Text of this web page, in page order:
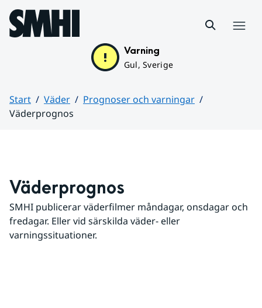
Hoppa till sidans innehåll
Varning
Gul, Sverige
Start Väder
Prognoser och varningar
Väderprognos
Väderprognos
SMHI publicerar väderfilmer måndagar, onsdagar och
fredagar. Eller vid särskilda väder- eller
varningssituationer.